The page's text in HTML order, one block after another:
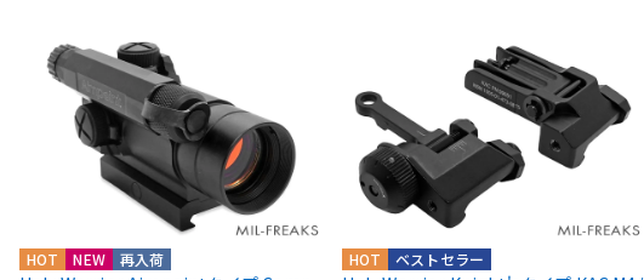
HOT NEW 再入荷 HOT ベストセラー